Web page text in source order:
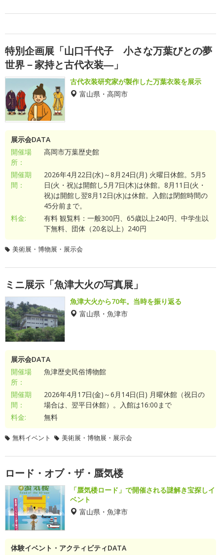
特別企画展「山口千代子 小さな万葉びとの夢
世界－家持と古代衣装―」
古代衣装研究家が製作した万葉衣装を展示
富山県・高岡市
展示会DATA
開催場
所：
高岡市万葉歴史館
開催期
間：
2026年4月22日(水)～8月24日(月) 火曜日休館。5月5
日(火・祝)は開館し5月7日(木)は休館。8月11日(火・
祝)は開館し翌8月12日(水)は休館。入館は閉館時間の
45分前まで。
料金:
有料 観覧料：一般300円、65歳以上240円、中学生以
下無料、団体（20名以上）240円
美術展・博物展・展示会
ミニ展示「魚津大火の写真展」
魚津大火から70年。当時を振り返る
富山県・魚津市
展示会DATA
開催場
所：
魚津歴史民俗博物館
開催期
間：
2026年4月17日(金)～6月14日(日) 月曜休館（祝日の
場合は、翌平日休館）。入館は16:00まで
料金:
無料
無料イベント 美術展・博物展・展示会
ロード・オブ・ザ・蜃気楼
「蜃気楼ロード」で開催される謎解き宝探しイ
ベント
富山県・魚津市
体験イベント・アクティビティDATA